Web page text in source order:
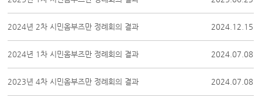
2024년 2차 시민옴부즈만 정례회의 결과 2024.12.15
2024년 1차 시민옴부즈만 정례회의 결과 2024.07.08
2023년 4차 시민옴부즈만 정례회의 결과 2024.07.08